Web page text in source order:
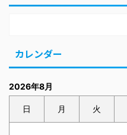
カレンダー
2026年8月
日 月 火